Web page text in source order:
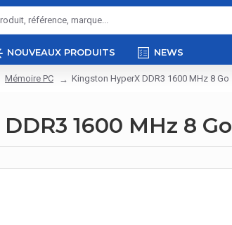
NOUVEAUX PRODUITS NEWS
Mémoire PC Kingston HyperX DDR3 1600 MHz 8 Go
1600 MHz 8 Go